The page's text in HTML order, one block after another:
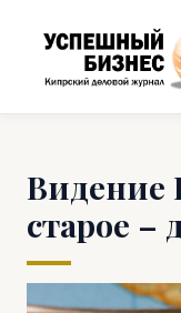
Видение
старое –